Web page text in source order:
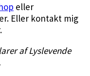
eller
Eller kontakt mig
af Lyslevende